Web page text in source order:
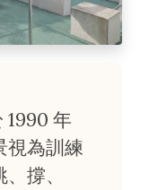
年
視為訓練
撐、